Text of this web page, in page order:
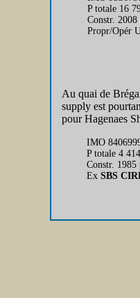
P totale 16
Constr.
Propr/Opér
Au quai de
supply est
pour Hagenaes
IMO
P totale 4
Constr.
Ex SBS